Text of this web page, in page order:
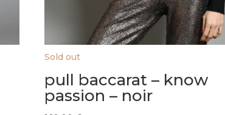
Sold out
pull baccarat – know
passion – noir